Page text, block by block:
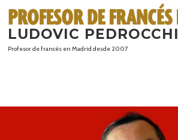
contenido
LUDOVIC PEDROCCHI
Profesor de francés en Madrid desde 2007